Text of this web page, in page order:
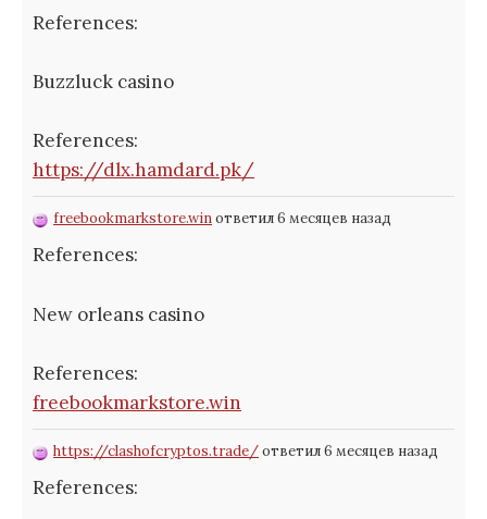
References:
Buzzluck casino
References:
https://dlx.hamdard.pk/
freebookmarkstore.winответил 6 месяцев назад
References:
New orleans casino
References:
freebookmarkstore.win
https://clashofcryptos.trade/ответил 6 месяцев назад
References: